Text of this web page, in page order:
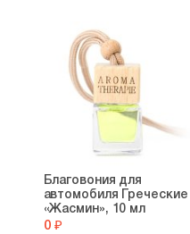
Благовония для
автомобиля Греческие
«Жасмин», 10 мл
0 ₽